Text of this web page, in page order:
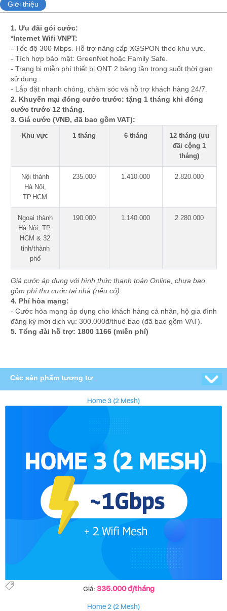
Giới thiệu
1. Ưu đãi gói cước:
*Internet Wifi VNPT:
- Tốc độ 300 Mbps. Hỗ trợ nâng cấp XGSPON theo khu vực.
- Tích hợp bảo mật: GreenNet hoặc Family Safe.
- Trang bị miễn phí thiết bị ONT 2 băng tần trong suốt thời gian
sử dụng.
- Lắp đặt nhanh chóng, chăm sóc và hỗ trợ khách hàng 24/7.
2. Khuyến mại đóng cước trước: tặng 1 tháng khi đóng
cước trước 12 tháng.
3. Giá cước (VNĐ, đã bao gồm VAT):
Khu vực 1 tháng 6 tháng
12 tháng (ưu
đãi cộng 1
tháng)
Nội thành
Hà Nội,
TP.HCM
235.000 1.410.000 2.820.000
Ngoại thành
Hà Nội, TP.
HCM & 32
tỉnh/thành
phố
190.000 1.140.000 2.280.000
Giá cước áp dụng với hình thức thanh toán Online, chưa bao
gồm phí thu cước tại nhà (nếu có).
4. Phí hòa mạng:
- Cước hòa mạng áp dụng cho khách hàng cá nhân, hộ gia đình
đăng ký mới dịch vụ: 300.000đ/thuê bao (đã bao gồm VAT).
5. Tổng đài hỗ trợ: 1800 1166 (miễn phí)
Các sản phẩm tương tự
Home 3 (2 Mesh)
Giá:335.000 đ/tháng
Home 2 (2 Mesh)